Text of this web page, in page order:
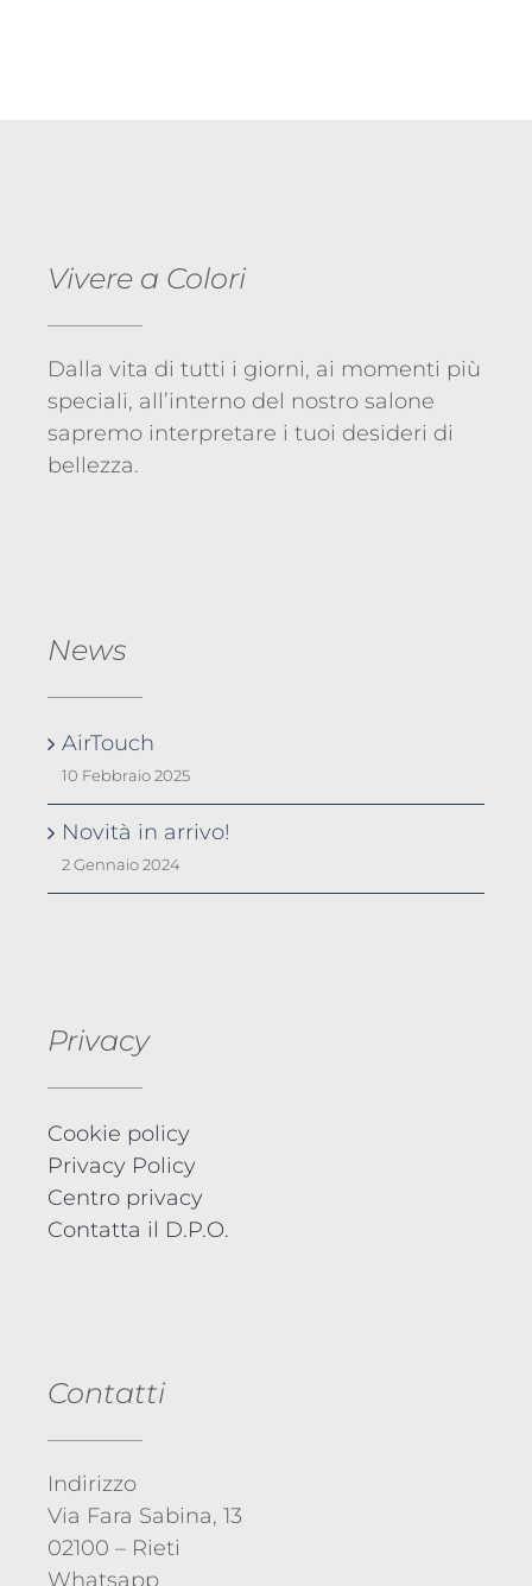
Vivere a Colori
Dalla vita di tutti i giorni, ai momenti più
speciali, all’interno del nostro salone
sapremo interpretare i tuoi desideri di
bellezza.
News
AirTouch
10 Febbraio 2025
Novità in arrivo!
2 Gennaio 2024
Privacy
Cookie policy
Privacy Policy
Centro privacy
Contatta il D.P.O.
Contatti
Indirizzo
Via Fara Sabina, 13
02100 – Rieti
Whatsapp